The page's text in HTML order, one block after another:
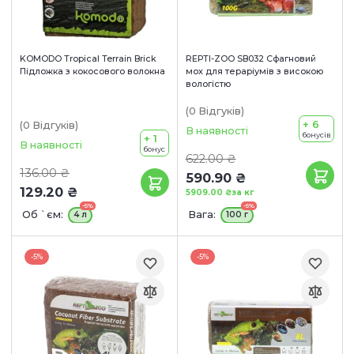
KOMODO Tropical Terrain Brick
Підложка з кокосового волокна
(0 Відгуків)
В наявності
136.00 ₴
129.20 ₴
+ 1
бонус
Об `єм:
-5%
4 л
REPTI-ZOO SB032 Сфагновий
мох для тераріумів з високою
вологістю
(0 Відгуків)
В наявності
622.00 ₴
590.90 ₴
за кг
5909.00 ₴
+ 6
бонусів
Вага:
-5%
100 г
-5% -5%